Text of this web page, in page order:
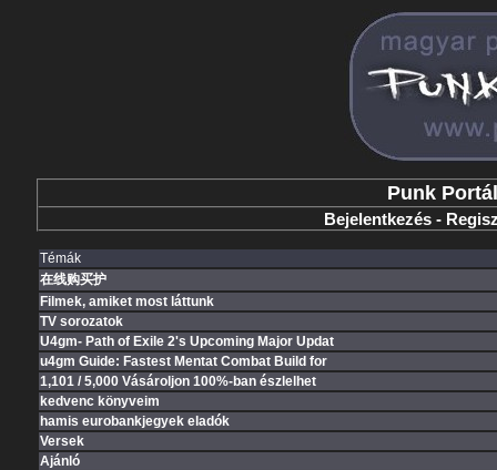
Punk Portál
Bejelentkezés -
Témák
在线购买护
Filmek, amiket most láttunk
TV sorozatok
U4gm- Path of Exile 2's Upcoming Major Updat
u4gm Guide: Fastest Mentat Combat Build for
1,101 / 5,000 Vásároljon 100%-ban észlelhet
kedvenc könyveim
hamis eurobankjegyek eladók
Versek
Ajánló